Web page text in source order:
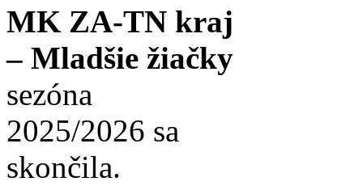
MK ZA-TN kraj
– Mladšie žiačky
sezóna
2025/2026 sa
skončila.